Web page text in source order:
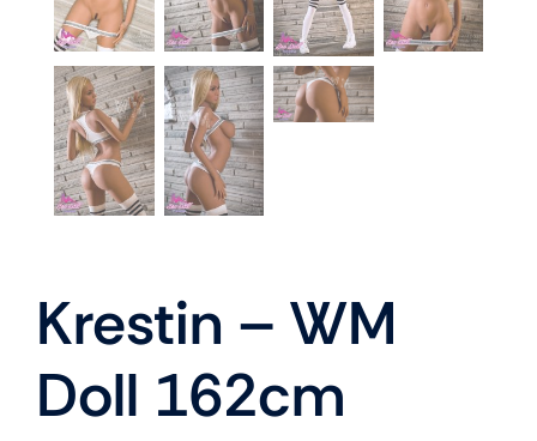
Krestin – WM
Doll 162cm